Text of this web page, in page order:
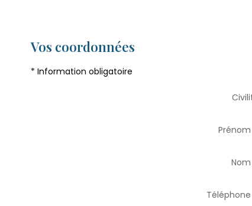
Vos coordonnées
* Information obligatoire
Prénom
Nom
Téléphone